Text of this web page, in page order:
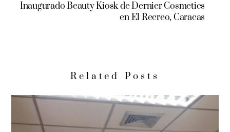
Inaugurado Beauty Kiosk de Dernier Cosmetics
en El Recreo, Caracas
Related Posts